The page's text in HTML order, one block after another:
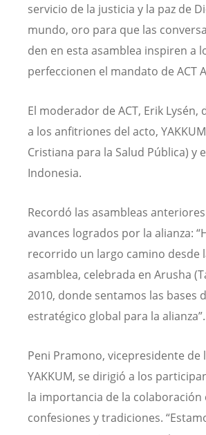
servicio de la justicia y la paz de
mundo, oro para que las
den en esta asamblea inspiren a
perfeccionen el mandato de ACT
El moderador de ACT, Erik Lysén,
a los anfitriones del acto,
Cristiana para la Salud Pública) y
Indonesia.
Recordó las asambleas
avances logrados por la alianza:
recorrido un largo camino desde
asamblea, celebrada en Arusha
2010, donde sentamos las bases
estratégico global para la alianza”.
Peni Pramono, vicepresidente de
YAKKUM, se dirigió a los
la importancia de la colaboración
confesiones y tradiciones.